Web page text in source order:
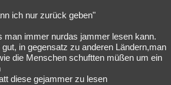
ich nur zurück geben"
man immer nurdas jammer lesen kann.
in gegensatz zu anderen Ländern,man
die Menschen schuftten müßen um ein
diese gejammer zu lesen